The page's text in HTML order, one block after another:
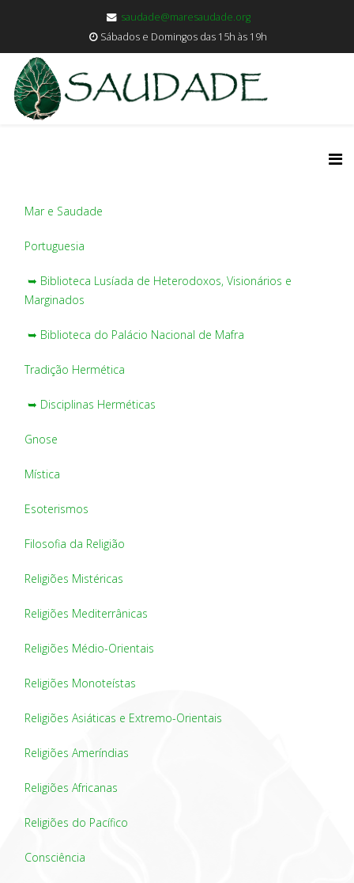
saudade@maresaudade.org
Sábados e Domingos das 15h às 19h
Mar e Saudade
Portuguesia
➥ Biblioteca Lusíada de Heterodoxos, Visionários e
Marginados
➥ Biblioteca do Palácio Nacional de Mafra
Tradição Hermética
➥ Disciplinas Herméticas
Gnose
Mística
Esoterismos
Filosofia da Religião
Religiões Mistéricas
Religiões Mediterrânicas
Religiões Médio-Orientais
Religiões Monoteístas
Religiões Asiáticas e Extremo-Orientais
Religiões Ameríndias
Religiões Africanas
Religiões do Pacífico
Consciência